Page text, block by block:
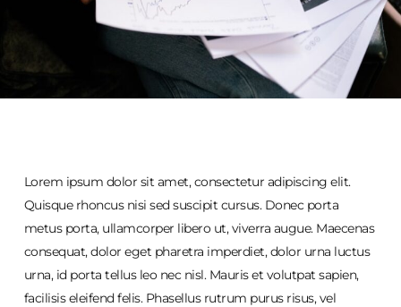
Lorem ipsum dolor sit amet, consectetur adipiscing elit.
Quisque rhoncus nisi sed suscipit cursus. Donec porta
metus porta, ullamcorper libero ut, viverra augue. Maecenas
consequat, dolor eget pharetra imperdiet, dolor urna luctus
urna, id porta tellus leo nec nisl. Mauris et volutpat sapien,
facilisis eleifend felis. Phasellus rutrum purus risus, vel